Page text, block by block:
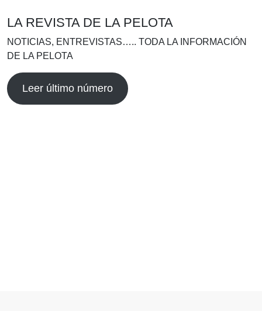
LA REVISTA DE LA PELOTA
NOTICIAS, ENTREVISTAS….. TODA LA INFORMACIÓN
DE LA PELOTA
Leer último número